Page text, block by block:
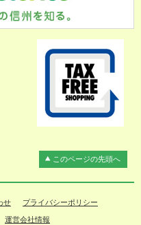
このページの先頭へ
せ プライバシーポリシー
運営会社情報